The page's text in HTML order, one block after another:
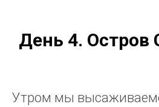
День 4. Остров
Утром мы